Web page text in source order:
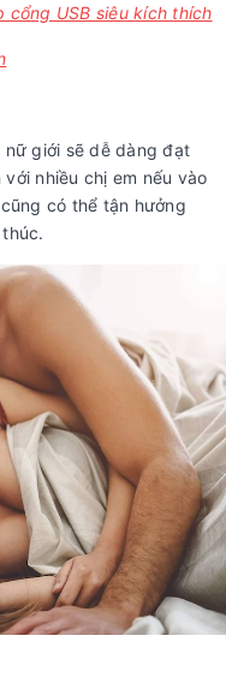
USB siêu kích thích
nữ giới sẽ dễ dàng đạt
nhiều chị em nếu vào
có thể tận hưởng